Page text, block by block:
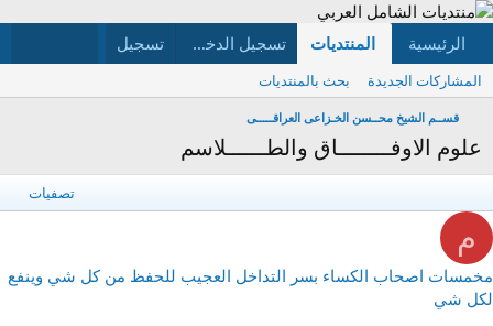
الرئيسية المنتديات ما الجديد الأعضاء تسجيل الدخول تسجيل
المشاركات الجديدة بحث بالمنتديات
قســم الشيخ محــسن الخـزاعى العراقـــــى
علوم الاوفــــــــاق والطــــــلاسم
تصفيات
م
مخمسات اصحاب الكساء بسر التداخل العجيب للحفظ من كل شي وينفع
لكل شي